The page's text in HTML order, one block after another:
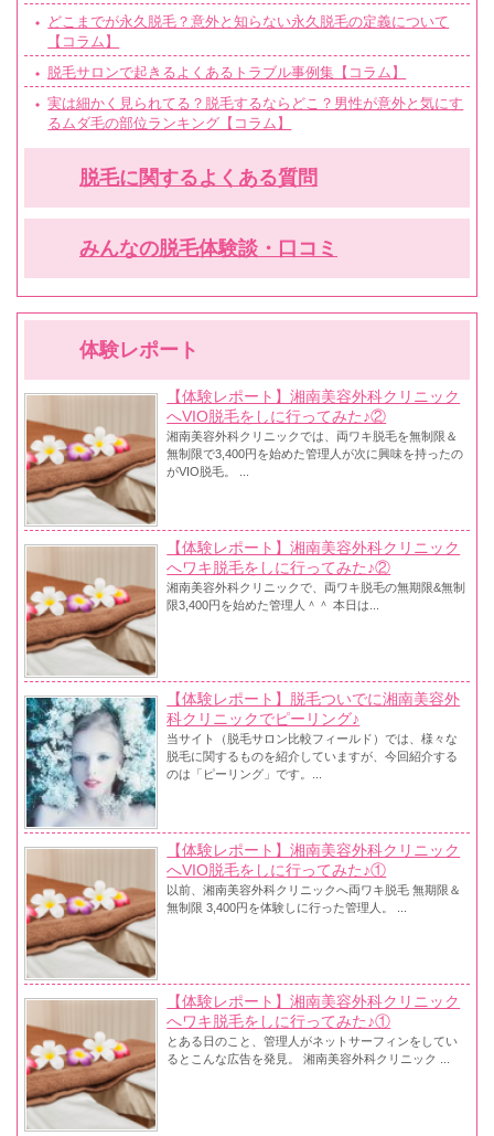
どこまでが永久脱毛？意外と知らない永久脱毛の定義について
【コラム】
脱毛サロンで起きるよくあるトラブル事例集【コラム】
実は細かく見られてる？脱毛するならどこ？男性が意外と気にす
るムダ毛の部位ランキング【コラム】
脱毛に関するよくある質問
みんなの脱毛体験談・口コミ
体験レポート
【体験レポート】湘南美容外科クリニック
へVIO脱毛をしに行ってみた♪②
湘南美容外科クリニックでは、両ワキ脱毛を無制限＆
無制限で3,400円を始めた管理人が次に興味を持ったの
がVIO脱毛。 ...
【体験レポート】湘南美容外科クリニック
へワキ脱毛をしに行ってみた♪②
湘南美容外科クリニックで、両ワキ脱毛の無期限&無制
限3,400円を始めた管理人＾＾ 本日は...
【体験レポート】脱毛ついでに湘南美容外
科クリニックでピーリング♪
当サイト（脱毛サロン比較フィールド）では、様々な
脱毛に関するものを紹介していますが、今回紹介する
のは「ピーリング」です。...
【体験レポート】湘南美容外科クリニック
へVIO脱毛をしに行ってみた♪①
以前、湘南美容外科クリニックへ両ワキ脱毛 無期限＆
無制限 3,400円を体験しに行った管理人。 ...
【体験レポート】湘南美容外科クリニック
へワキ脱毛をしに行ってみた♪①
とある日のこと、管理人がネットサーフィンをしてい
るとこんな広告を発見。 湘南美容外科クリニック ...